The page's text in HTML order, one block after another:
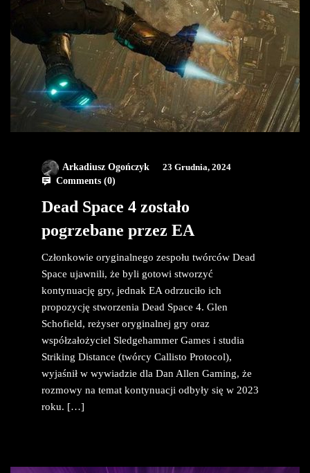
Arkadiusz Ogończyk
23 Grudnia, 2024
Comments (0)
Dead Space 4 zostało
pogrzebane przez EA
Członkowie oryginalnego zespołu twórców Dead
Space ujawnili, że byli gotowi stworzyć
kontynuację gry, jednak EA odrzuciło ich
propozycję stworzenia Dead Space 4. Glen
Schofield, reżyser oryginalnej gry oraz
współzałożyciel Sledgehammer Games i studia
Striking Distance (twórcy Callisto Protocol),
wyjaśnił w wywiadzie dla Dan Allen Gaming, że
rozmowy na temat kontynuacji odbyły się w 2023
roku. […]